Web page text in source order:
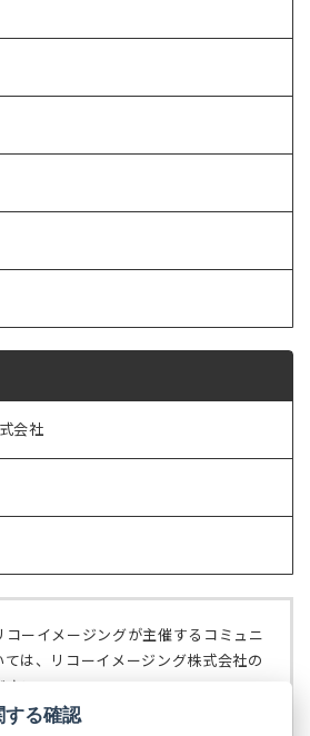
会社
ーイメージングが主催するコミュニ
は、リコーイメージング株式会社の
い。
会社の公式サイト
する確認